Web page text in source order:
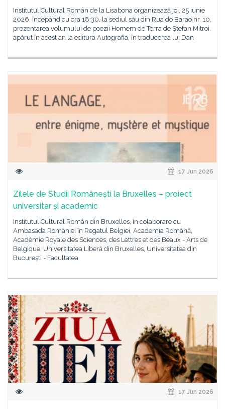
Institutul Cultural Român de la Lisabona organizează joi, 25 iunie
2026, începând cu ora 18:30, la sediul său din Rua do Barao nr. 10,
prezentarea volumului de poezii Homem de Terra de Ștefan Mitroi,
apărut în acest an la editura Autografia, în traducerea lui Dan
17 Jun 2026
Zilele de Studii Românești la Bruxelles – proiect
universitar și academic
Institutul Cultural Român din Bruxelles, în colaborare cu
Ambasada României în Regatul Belgiei, Academia Română,
Académie Royale des Sciences, des Lettres et des Beaux - Arts de
Belgique, Universitatea Liberă din Bruxelles, Universitatea din
București - Facultatea
17 Jun 2026